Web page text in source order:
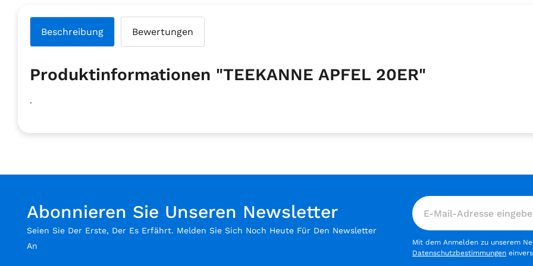
Beschreibung Bewertungen
Produktinformationen "TEEKANNE APFEL 20ER"
.
Abonnieren Sie Unseren Newsletter
Seien Sie Der Erste, Der Es Erfährt. Melden Sie Sich Noch Heute Für Den Newsletter
An
Mit dem Anmelden zu unserem
Datenschutzbestimmungen